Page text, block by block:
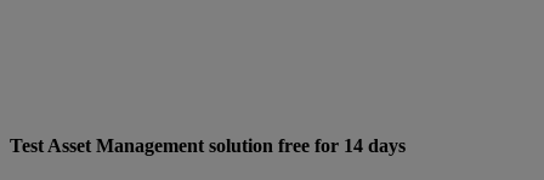
Test Asset Management solution free for 14 days